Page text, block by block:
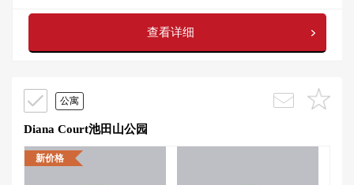
查看详细
公寓
Diana Court池田山公园
新价格